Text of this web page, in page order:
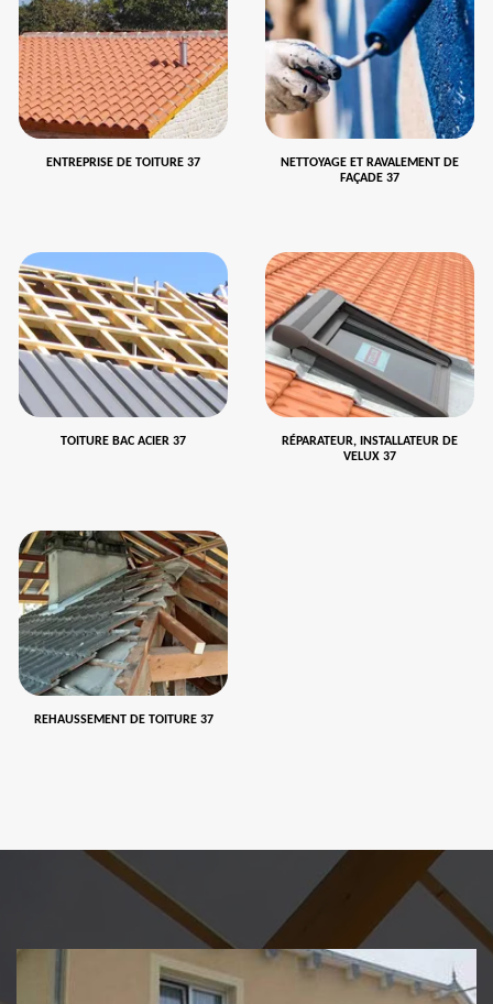
ENTREPRISE DE TOITURE 37
NETTOYAGE ET RAVALEMENT DE
FAÇADE 37
TOITURE BAC ACIER 37
RÉPARATEUR, INSTALLATEUR DE
VELUX 37
REHAUSSEMENT DE TOITURE 37